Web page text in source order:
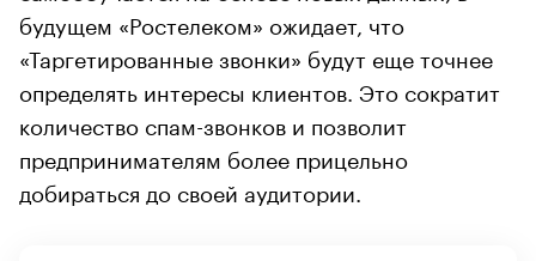
будущем «Ростелеком» ожидает, что
«Таргетированные звонки» будут еще точнее
определять интересы клиентов. Это сократит
количество спам-звонков и позволит
предпринимателям более прицельно
добираться до своей аудитории.